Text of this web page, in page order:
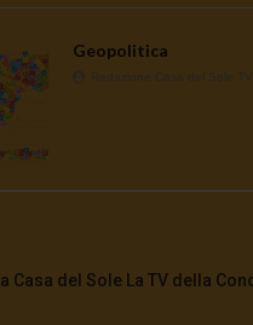
Geopolitica
La Casa del Sole La TV della